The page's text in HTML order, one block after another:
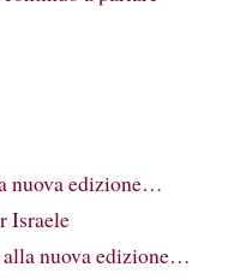
nuova edizione…
Israele
nuova edizione…